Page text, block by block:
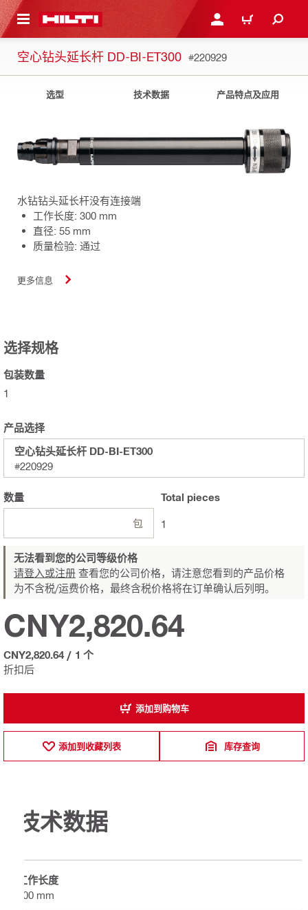
到主页 登录或注册购物车
空心钻头延长杆 DD-BI-ET300 #220929
选型 技术数据 产品特点及应用
水钻钻头延长杆没有连接端
工作长度: 300 mm
直径: 55 mm
质量检验: 通过
更多信息
选择规格
包装数量
1
产品选择
空心钻头延长杆 DD-BI-ET300
#220929
数量
包
Total pieces
1
无法看到您的公司等级价格
请登入或注册 查看您的公司价格，请注意您看到的产品价格
为不含税/运费价格，最终含税价格将在订单确认后列明。
折扣后
CNY2,820.64
CNY2,820.64 / 1 个
添加到购物车
添加到收藏列表 库存查询
技术数据
工作长度
300 mm